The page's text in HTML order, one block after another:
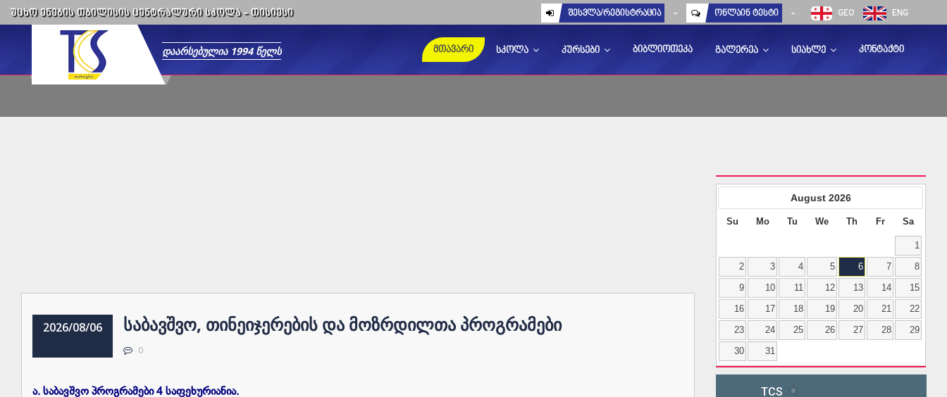
ᲣᲪᲮᲝ ᲔᲜᲔᲑᲘᲡ ᲗᲑᲘᲚᲘᲡᲘᲡ ᲪᲔᲜᲢᲠᲐᲚᲣᲠᲘ ᲡᲙᲝᲚᲐ - ᲗᲘᲡᲘᲔᲡᲘ შესვლა/რეგისტრაცია - ონლაინ ტესტი - GEO ENG
მთავარი სკოლა კურსები ბიბლიოთეკა გალერეა სიახლე კონტაქტი
2026/08/06 ᲡᲐᲑᲐᲕᲨᲕᲝ, ᲗᲘᲜᲔᲘᲯᲔᲠᲔᲑᲘᲡ ᲓᲐ ᲛᲝᲖᲠᲓᲘᲚᲗᲐ ᲞᲠᲝᲒᲠᲐᲛᲔᲑᲘ
0
ა. საბავშვო პროგრამები 4 საფეხურიანია.
August 2026
Su Mo Tu We Th Fr Sa
1
2 3 4 5 6 7 8
9 10 11 12 13 14 15
16 17 18 19 20 21 22
23 24 25 26 27 28 29
30 31